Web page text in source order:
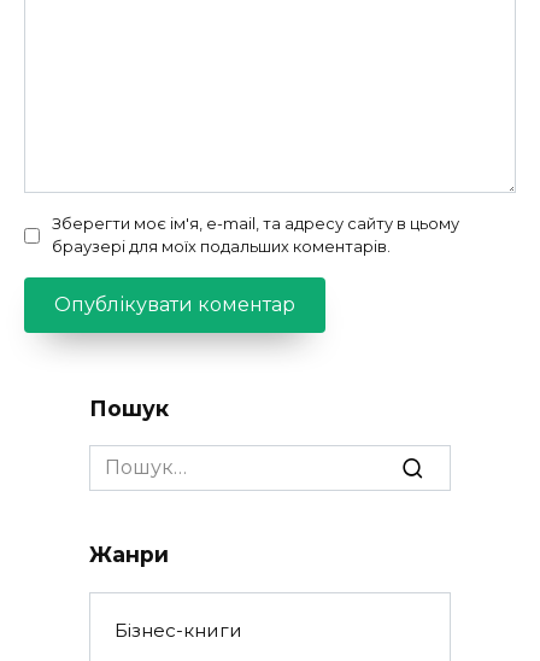
Зберегти моє ім'я, e-mail, та адресу сайту в цьому
браузері для моїх подальших коментарів.
Пошук
Search
for:
Жанри
Бізнес-книги